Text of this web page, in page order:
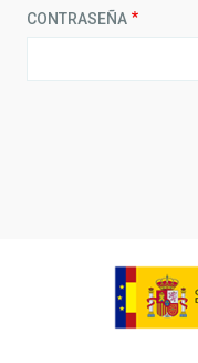
CONTRASEÑA